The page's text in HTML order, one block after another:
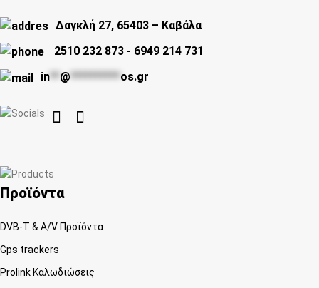
Δαγκλή 27, 65403 – Καβάλα
2510 232 873 - 6949 214 731
in**@**********os.gr
 
Προϊόντα
DVB-T & A/V Προϊόντα
Gps trackers
Prolink Καλωδιώσεις